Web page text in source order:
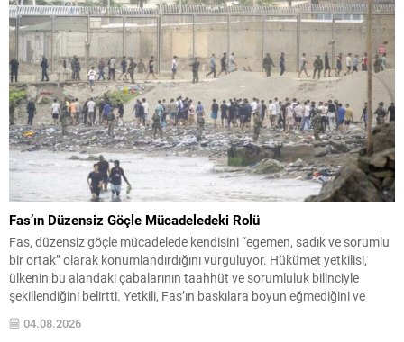
Fas’ın Düzensiz Göçle Mücadeledeki Rolü
Fas, düzensiz göçle mücadelede kendisini “egemen, sadık ve sorumlu
bir ortak” olarak konumlandırdığını vurguluyor. Hükümet yetkilisi,
ülkenin bu alandaki çabalarının taahhüt ve sorumluluk bilinciyle
şekillendiğini belirtti. Yetkili, Fas’ın baskılara boyun eğmediğini ve
politikalarının ne şantaj ne de zorlama sonucu belirlendiğini ifade
ederek, mücadelenin ortak bir sorumluluk olduğunu söyledi. İş birliği...
04.08.2026